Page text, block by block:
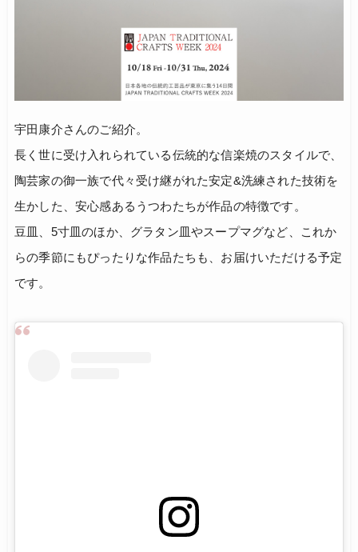
宇田康介さんのご紹介。
長く世に受け入れられている伝統的な信楽焼のスタイルで、
陶芸家の御一族で代々受け継がれた安定&洗練された技術を
生かした、安心感あるうつわたちが作品の特徴です。
豆皿、5寸皿のほか、グラタン皿やスープマグなど、これか
らの季節にもぴったりな作品たちも、お届けいただける予定
です。